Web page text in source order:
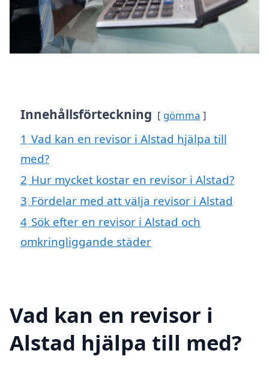
Innehållsförteckning gömma
1 Vad kan en revisor i Alstad hjälpa till
med?
2 Hur mycket kostar en revisor i Alstad?
3 Fördelar med att välja revisor i Alstad
4 Sök efter en revisor i Alstad och
omkringliggande städer
Vad kan en revisor i
Alstad hjälpa till med?